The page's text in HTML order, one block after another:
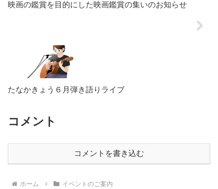
映画の鑑賞を目的にした映画鑑賞の集いのお知らせ
たなかきょう６月弾き語りライブ
コメント
コメントを書き込む
ホーム イベントのご案内